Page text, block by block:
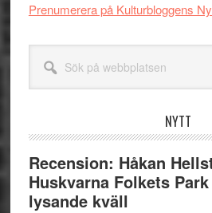
Prenumerera på Kulturbloggens
webbplatsen
NYTT
Recension: Håkan
Huskvarna Folkets
lysande kväll